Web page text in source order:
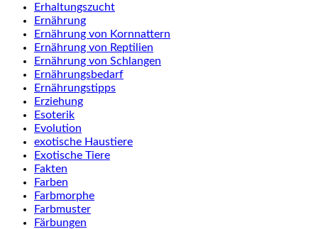
Erhaltungszucht
Ernährung
Ernährung von Kornnattern
Ernährung von Reptilien
Ernährung von Schlangen
Ernährungsbedarf
Ernährungstipps
Erziehung
Esoterik
Evolution
exotische Haustiere
Exotische Tiere
Fakten
Farben
Farbmorphe
Farbmuster
Färbungen